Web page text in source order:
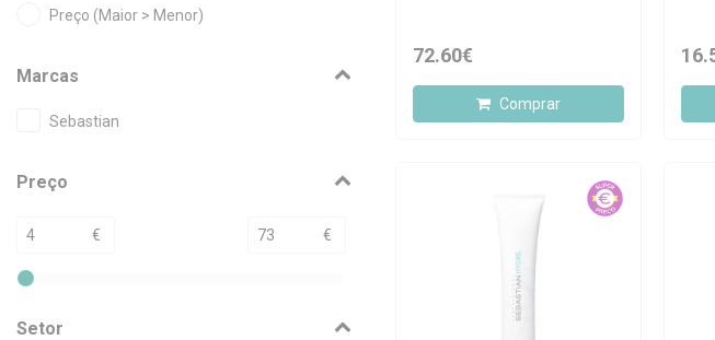
Preço (Maior > Menor)
Marcas
Sebastian
Preço
€ €
Setor
72.60€
Comprar